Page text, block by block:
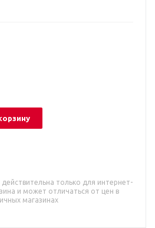
действительна только для интернет-
и может отличаться от цен в
магазинах